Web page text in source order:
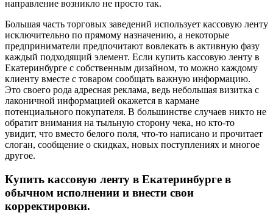
направление возникло не просто так.
Большая часть торговых заведений использует кассовую ленту
исключительно по прямому назначению, а некоторые
предприниматели предпочитают вовлекать в активную фазу
каждый подходящий элемент. Если купить кассовую ленту в
Екатеринбурге с собственным дизайном, то можно каждому
клиенту вместе с товаром сообщать важную информацию.
Это своего рода адресная реклама, ведь небольшая визитка с
лаконичной информацией окажется в кармане
потенциального покупателя. В большинстве случаев никто не
обратит внимания на тыльную сторону чека, но кто-то
увидит, что вместо белого поля, что-то написано и прочитает
слоган, сообщение о скидках, новых поступлениях и многое
другое.
Купить кассовую ленту в Екатеринбурге в
обычном исполнении и внести свои
корректировки.